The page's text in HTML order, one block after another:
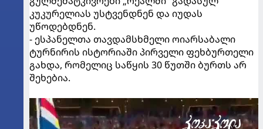
კუკურელიას უსტვენდნენ და იუდას
უწოდებდნენ.
- ესპანელთა თავდამსხმელი ოიარსაბალი
ტურნირის ისტორიაში პირველი ფეხბურთელი
გახდა, რომელიც საწყის 30 წუთში ბურთს არ
შეხებია.